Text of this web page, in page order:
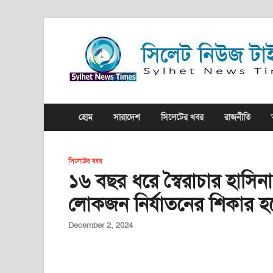
হোম সারাদেশ সিলেটের খবর রাজনীতি
সিলেটের খবর
১৬ বছর ধরে স্বৈরাচার
লোকজন নির্যাতনের শিকার
December 2, 2024